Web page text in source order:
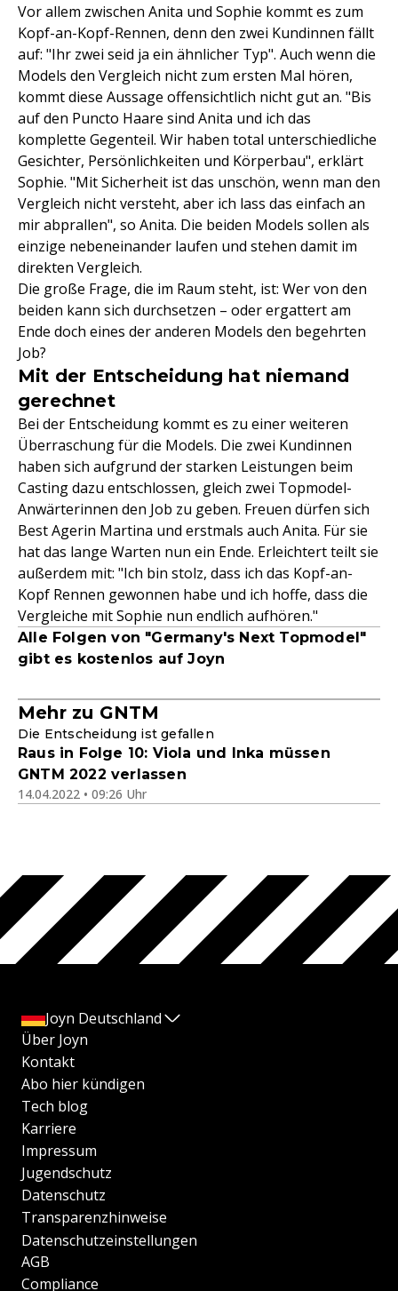
Vor allem zwischen Anita und Sophie kommt es zum
Kopf-an-Kopf-Rennen, denn den zwei Kundinnen fällt
auf: "Ihr zwei seid ja ein ähnlicher Typ". Auch wenn die
Models den Vergleich nicht zum ersten Mal hören,
kommt diese Aussage offensichtlich nicht gut an. "Bis
auf den Puncto Haare sind Anita und ich das
komplette Gegenteil. Wir haben total unterschiedliche
Gesichter, Persönlichkeiten und Körperbau", erklärt
Sophie. "Mit Sicherheit ist das unschön, wenn man den
Vergleich nicht versteht, aber ich lass das einfach an
mir abprallen", so Anita. Die beiden Models sollen als
einzige nebeneinander laufen und stehen damit im
direkten Vergleich.
Die große Frage, die im Raum steht, ist: Wer von den
beiden kann sich durchsetzen – oder ergattert am
Ende doch eines der anderen Models den begehrten
Job?
Mit der Entscheidung hat niemand
gerechnet
Bei der Entscheidung kommt es zu einer weiteren
Überraschung für die Models. Die zwei Kundinnen
haben sich aufgrund der starken Leistungen beim
Casting dazu entschlossen, gleich zwei Topmodel-
Anwärterinnen den Job zu geben. Freuen dürfen sich
Best Agerin Martina und erstmals auch Anita. Für sie
hat das lange Warten nun ein Ende. Erleichtert teilt sie
außerdem mit: "Ich bin stolz, dass ich das Kopf-an-
Kopf Rennen gewonnen habe und ich hoffe, dass die
Vergleiche mit Sophie nun endlich aufhören."
Alle Folgen von "Germany's Next Topmodel"
gibt es kostenlos auf Joyn
Mehr zu GNTM
Die Entscheidung ist gefallen
Raus in Folge 10: Viola und Inka müssen
GNTM 2022 verlassen
14.04.2022 • 09:26 Uhr
Joyn Deutschland
Über Joyn
Kontakt
Abo hier kündigen
Tech blog
Karriere
Impressum
Jugendschutz
Datenschutz
Transparenzhinweise
Datenschutzeinstellungen
AGB
Compliance